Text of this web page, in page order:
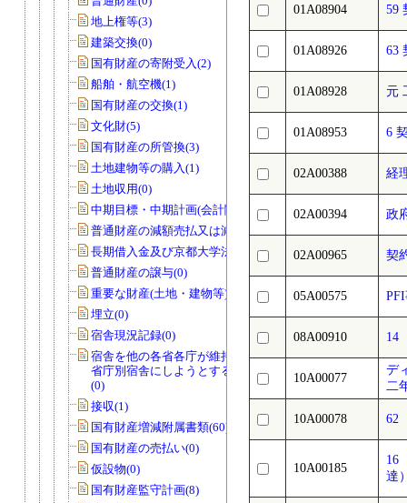
地上権等(3)
建築交換(0)
国有財産の寄附受入(2)
船舶・航空機(1)
国有財産の交換(1)
文化財(5)
国有財産の所管換(3)
土地建物等の購入(1)
土地収用(0)
中期目標・中期計画(会計関係)(0)
普通財産の減額売払又は減額貸付(0)
長期借入金及び京都大学法人債(0)
普通財産の譲与(0)
重要な財産(土地・建物等)(0)
埋立(0)
宿舎現況記録(0)
宿舎を他の各省各庁が維持管理を行う
省庁別宿舎にしようとする場合のもの
(0)
接収(1)
国有財産増減附属書類(60)
国有財産の売払い(0)
仮設物(0)
国有財産監守計画(8)
01A08904 59
01A08926 63
01A08928 元
01A08953 6
02A00388 経
02A00394 政
02A00965 契
05A00575
08A00910 14
10A00077
デ
二
10A00078 62
10A00185
16
達